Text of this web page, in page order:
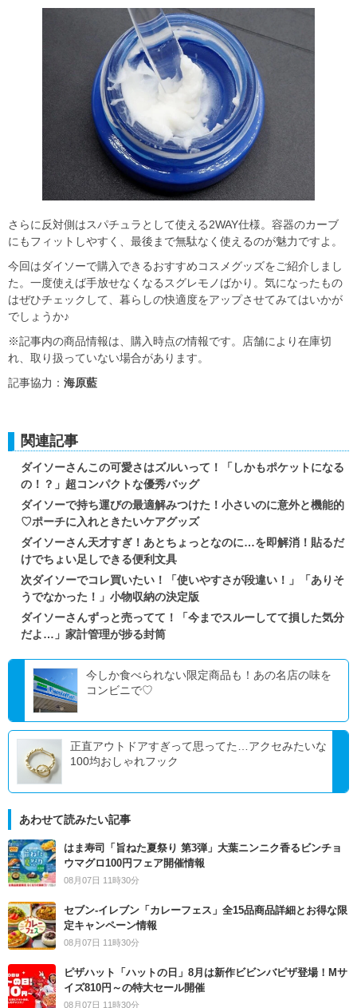
さらに反対側はスパチュラとして使える2WAY仕様。容器のカーブ
にもフィットしやすく、最後まで無駄なく使えるのが魅力ですよ。
今回はダイソーで購入できるおすすめコスメグッズをご紹介しまし
た。一度使えば手放せなくなるスグレモノばかり。気になったもの
はぜひチェックして、暮らしの快適度をアップさせてみてはいかが
でしょうか♪
※記事内の商品情報は、購入時点の情報です。店舗により在庫切
れ、取り扱っていない場合があります。
記事協力： 海原藍
関連記事
ダイソーさんこの可愛さはズルいって！「しかもポケットになる
の！？」超コンパクトな優秀バッグ
ダイソーで持ち運びの最適解みつけた！小さいのに意外と機能的
♡ポーチに入れときたいケアグッズ
ダイソーさん天才すぎ！あとちょっとなのに…を即解消！貼るだ
けでちょい足しできる便利文具
次ダイソーでコレ買いたい！「使いやすさが段違い！」「ありそ
うでなかった！」小物収納の決定版
ダイソーさんずっと売ってて！「今までスルーしてて損した気分
だよ…」家計管理が捗る封筒
今しか食べられない限定商品も！あの名店の味を
コンビニで♡
正直アウトドアすぎって思ってた…アクセみたいな
100均おしゃれフック
あわせて読みたい記事
はま寿司「旨ねた夏祭り 第3弾」大葉ニンニク香るビンチョ
ウマグロ100円フェア開催情報
08月07日 11時30分
セブン‐イレブン「カレーフェス」全15品商品詳細とお得な限
定キャンペーン情報
08月07日 11時30分
ピザハット「ハットの日」8月は新作ビビンバピザ登場！Mサ
イズ810円～の特大セール開催
08月07日 11時30分